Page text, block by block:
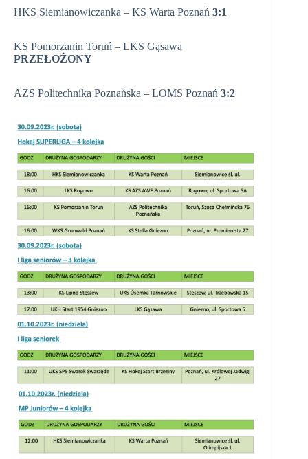
HKS Siemianowiczanka – KS Warta Poznań 3:1
KS Pomorzanin Toruń – LKS Gąsawa
PRZEŁOŻONY
AZS Politechnika Poznańska – LOMS Poznań 3:2